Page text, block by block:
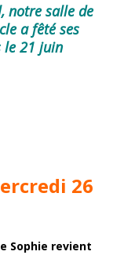
notre salle de
a fêté ses
le 21 juin
26
Sophie revient